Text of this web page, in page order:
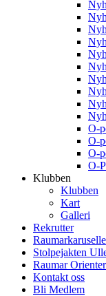
O-
O-
O-
O-
Klubben
Klubben
Kart
Galleri
Rekrutter
Stolpejakten
Raumar
Kontakt oss
Bli Medlem